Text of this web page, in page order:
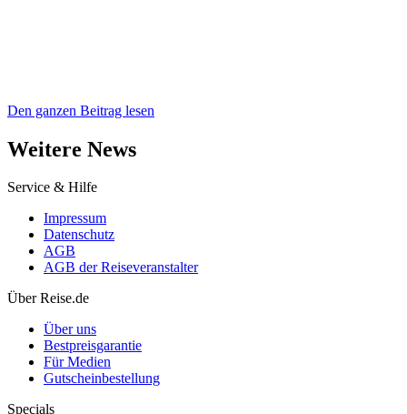
Den ganzen Beitrag lesen
Weitere News
Service & Hilfe
Impressum
Datenschutz
AGB
AGB der Reiseveranstalter
Über Reise.de
Über uns
Bestpreisgarantie
Für Medien
Gutscheinbestellung
Specials